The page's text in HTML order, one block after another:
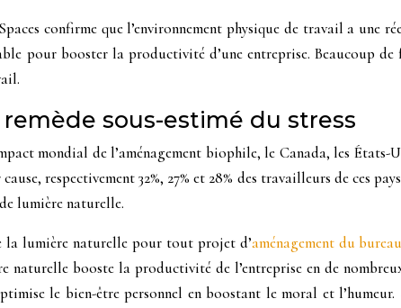
confirme que l’environnement physique de travail a une
pour booster la productivité d’une entreprise. Beaucoup de
sous-estimé du stress
mondial de l’aménagement biophile, le Canada, les
respectivement 32%, 27% et 28% des travailleurs de
lumière naturelle.
lumière naturelle pour tout projet d’aménagement du
naturelle booste la productivité de l’entreprise en de
le bien-être personnel en boostant le moral et